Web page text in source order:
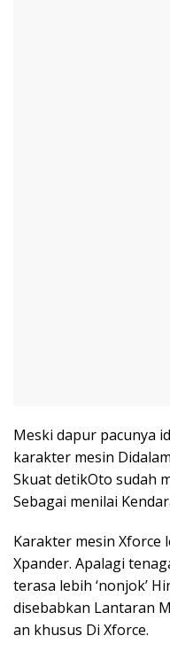
Meski dapur pacunya
karakter mesin
Skuat detikOto sudah
Sebagai menilai
Karakter mesin
Xpander. Apalagi
terasa lebih ‘nonjok’
disebabkan Lantaran
an khusus Di Xforce.